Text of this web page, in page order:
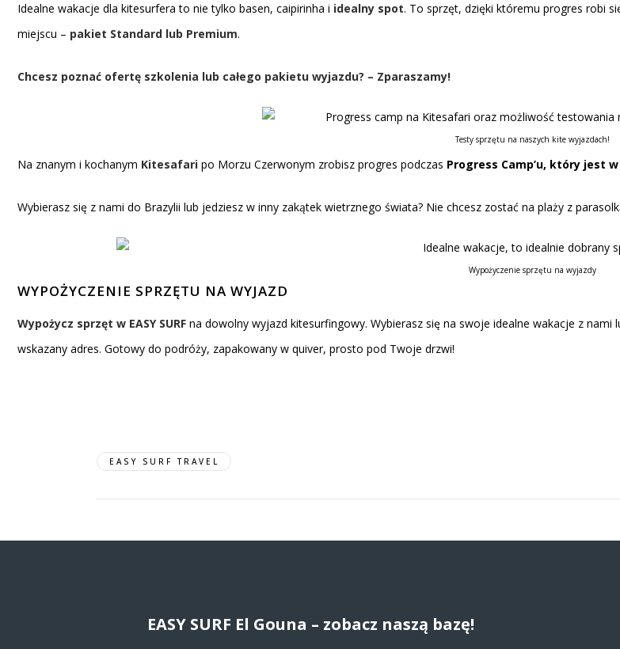
Idealne wakacje dla kitesurfera to nie tylko basen, caipirinha i idealny spot. To sprzęt, dzięki któremu progres robi
miejscu – pakiet Standard lub Premium.
Chcesz poznać ofertę szkolenia lub całego pakietu wyjazdu? – Zparaszamy!
Testy sprzętu na naszych kite wyjazdach!
Na znanym i kochanym Kitesafari po Morzu Czerwonym zrobisz progres podczas Progress Camp’u, który jest
Wybierasz się z nami do Brazylii lub jedziesz w inny zakątek wietrznego świata? Nie chcesz zostać na plaży z
Wypożyczenie sprzętu na wyjazdy
WYPOŻYCZENIE SPRZĘTU NA WYJAZD
Wypożycz sprzęt w EASY SURF na dowolny wyjazd kitesurfingowy. Wybierasz się na swoje idealne wakacje z
wskazany adres. Gotowy do podróży, zapakowany w quiver, prosto pod Twoje drzwi!
EASY SURF TRAVEL
EASY SURF El Gouna – zobacz naszą bazę!